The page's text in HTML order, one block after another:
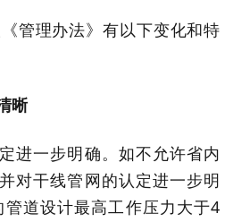
《管理办法》有以下变化和特
晰
进一步明确。如不允许省内
对干线管网的认定进一步明
管道设计最高工作压力大于4